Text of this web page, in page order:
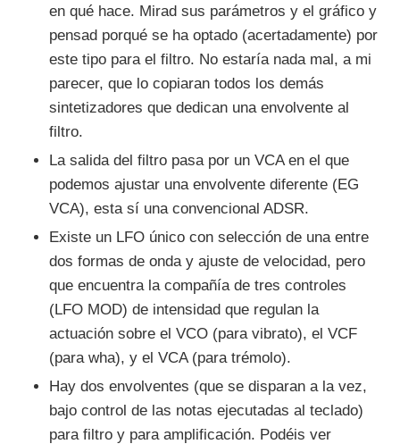
en qué hace. Mirad sus parámetros y el gráfico y
pensad porqué se ha optado (acertadamente) por
este tipo para el filtro. No estaría nada mal, a mi
parecer, que lo copiaran todos los demás
sintetizadores que dedican una envolvente al
filtro.
La salida del filtro pasa por un VCA en el que
podemos ajustar una envolvente diferente (EG
VCA), esta sí una convencional ADSR.
Existe un LFO único con selección de una entre
dos formas de onda y ajuste de velocidad, pero
que encuentra la compañía de tres controles
(LFO MOD) de intensidad que regulan la
actuación sobre el VCO (para vibrato), el VCF
(para wha), y el VCA (para trémolo).
Hay dos envolventes (que se disparan a la vez,
bajo control de las notas ejecutadas al teclado)
para filtro y para amplificación. Podéis ver